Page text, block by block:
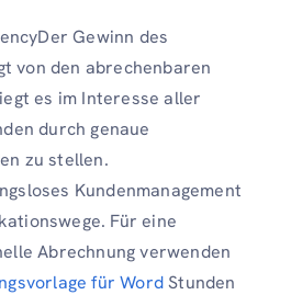
Gewinn des
von den abrechenbaren
es im Interesse aller
durch genaue
zu stellen.
Kundenmanagement
Für eine
Abrechnung verwenden
für WordStunden